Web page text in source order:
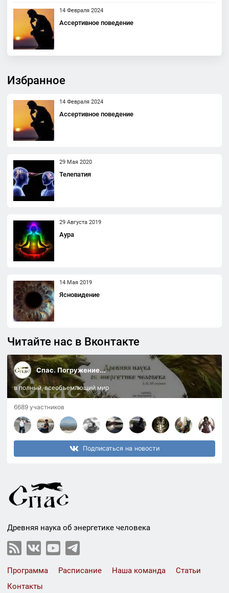
14 Февраля 2024
Ассертивное поведение
Избранное
14 Февраля 2024
Ассертивное поведение
29 Мая 2020
Телепатия
29 Августа 2019
Аура
14 Мая 2019
Ясновидение
Читайте нас в Вконтакте
Спас. Погружение...
в полный, всеобъемлющий мир
6689 участников
Подписаться на новости
Древняя наука об энергетике человека
Программа Расписание Наша команда
Статьи
Контакты